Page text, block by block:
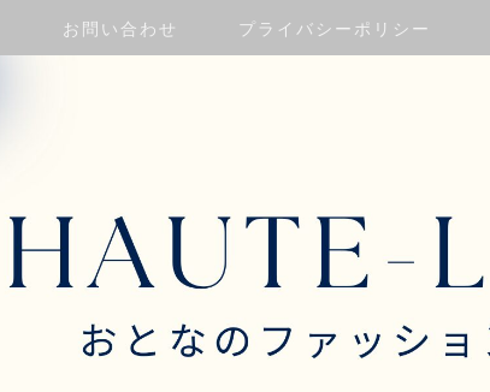
お問い合わせ プライバシーポリシー